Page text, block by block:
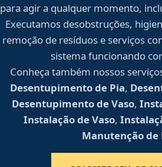
para agir a qualquer momento,
Executamos desobstruções,
remoção de resíduos e serviços
sistema funcionando
Conheça também nossos
Desentupimento de Pia,
Desentupimento de Vaso,
Instalação de Vaso,
Manutenção de